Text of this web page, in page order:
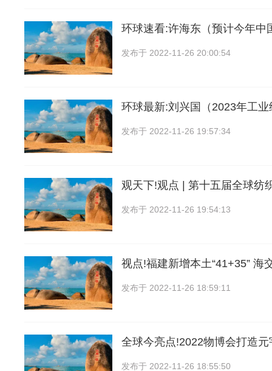
环球速看:许海东（预计今年中
发布于 2022-11-26 20:00:54
环球最新:刘兴国（2023年工
发布于 2022-11-26 19:57:34
观天下!观点 | 第十五届全球纺
发布于 2022-11-26 19:54:13
视点!福建新增本土“41+35” 海
发布于 2022-11-26 18:59:11
全球今亮点!2022物博会打造
发布于 2022-11-26 18:55:50